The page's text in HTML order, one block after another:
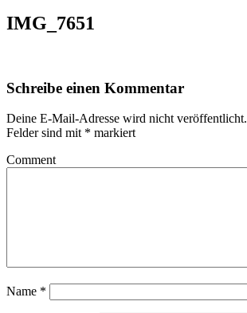
IMG_7651
Schreibe einen Kommentar
Deine E-Mail-Adresse wird nicht veröffentlicht.
Felder sind mit * markiert
Comment
Name *